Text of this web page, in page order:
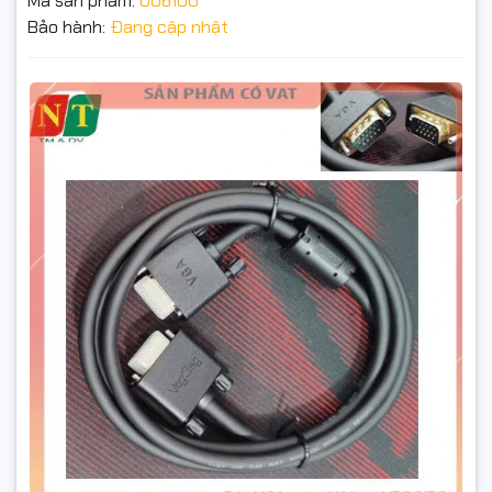
Bảo hành: Đang cập nhật
chống nhiễu tốt, đảm bảo tín hiệu hình ảnh rõ ràng, không bị
Đầu cắm chắc chắn: Đầu jack mạ vàng chống oxy hóa, đảm
bảo tiếp xúc tốt, sử dụng bền lâu.
Tương thích cao: Dùng được cho máy tính, laptop, màn hình,
máy chiếu, tivi… có cổng VGA.
Hỗ trợ độ phân giải cao: Đáp ứng tốt các nhu cầu hiển thị từ
văn phòng đến giải trí.
Thông số kỹ thuật
Mã sản phẩm: V-V202 VEGGIEG
Chiều dài: 1.5 mét
Chuẩn kết nối: VGA (15 chân, 2 đầu đực Male-Male)
Dây VGA 1.5m V-V202 VEGGIEG – Truyền Hình Ảnh Sắc
Nét, Độ Ổn Định Cao
Đặt trước sản phẩm để nhận thêm nhiều ưu đãi bạn
GỬI THÔNG TIN